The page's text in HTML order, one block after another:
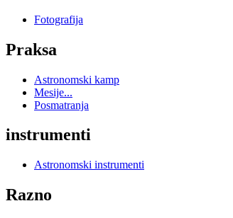
Fotografija
Praksa
Astronomski kamp
Mesije...
Posmatranja
instrumenti
Astronomski instrumenti
Razno